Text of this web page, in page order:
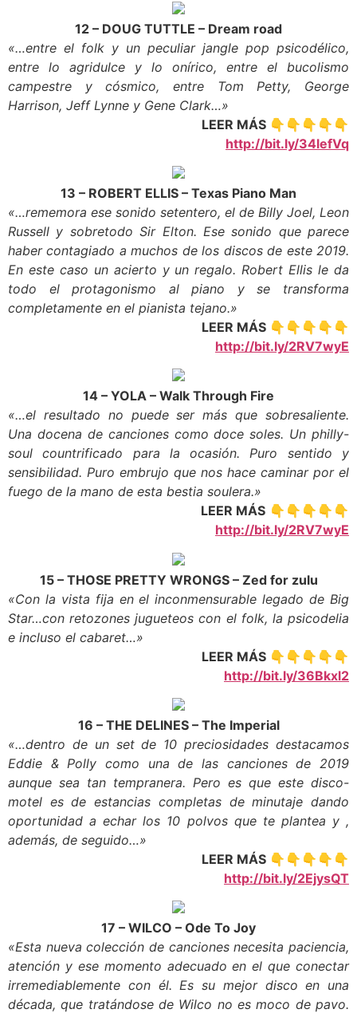
12 – DOUG TUTTLE – Dream road
«…entre el folk y un peculiar jangle pop psicodélico,
entre lo agridulce y lo onírico, entre el bucolismo
campestre y cósmico, entre Tom Petty, George
Harrison, Jeff Lynne y Gene Clark…»
LEER MÁS 👇👇👇👇👇
http://bit.ly/34lefVq
13 – ROBERT ELLIS – Texas Piano Man
«…rememora ese sonido setentero, el de Billy Joel, Leon
Russell y sobretodo Sir Elton. Ese sonido que parece
haber contagiado a muchos de los discos de este 2019.
En este caso un acierto y un regalo. Robert Ellis le da
todo el protagonismo al piano y se transforma
completamente en el pianista tejano.»
LEER MÁS 👇👇👇👇👇
http://bit.ly/2RV7wyE
14 – YOLA – Walk Through Fire
«…el resultado no puede ser más que sobresaliente.
Una docena de canciones como doce soles. Un philly-
soul countrificado para la ocasión. Puro sentido y
sensibilidad. Puro embrujo que nos hace caminar por el
fuego de la mano de esta bestia soulera.»
LEER MÁS 👇👇👇👇👇
http://bit.ly/2RV7wyE
15 – THOSE PRETTY WRONGS – Zed for zulu
«Con la vista fija en el inconmensurable legado de Big
Star…con retozones jugueteos con el folk, la psicodelia
e incluso el cabaret…»
LEER MÁS 👇👇👇👇👇
http://bit.ly/36Bkxl2
16 – THE DELINES – The Imperial
«…dentro de un set de 10 preciosidades destacamos
Eddie & Polly como una de las canciones de 2019
aunque sea tan tempranera. Pero es que este disco-
motel es de estancias completas de minutaje dando
oportunidad a echar los 10 polvos que te plantea y ,
además, de seguido…»
LEER MÁS 👇👇👇👇👇
http://bit.ly/2EjysQT
17 – WILCO – Ode To Joy
«Esta nueva colección de canciones necesita paciencia,
atención y ese momento adecuado en el que conectar
irremediablemente con él. Es su mejor disco en una
década, que tratándose de Wilco no es moco de pavo.